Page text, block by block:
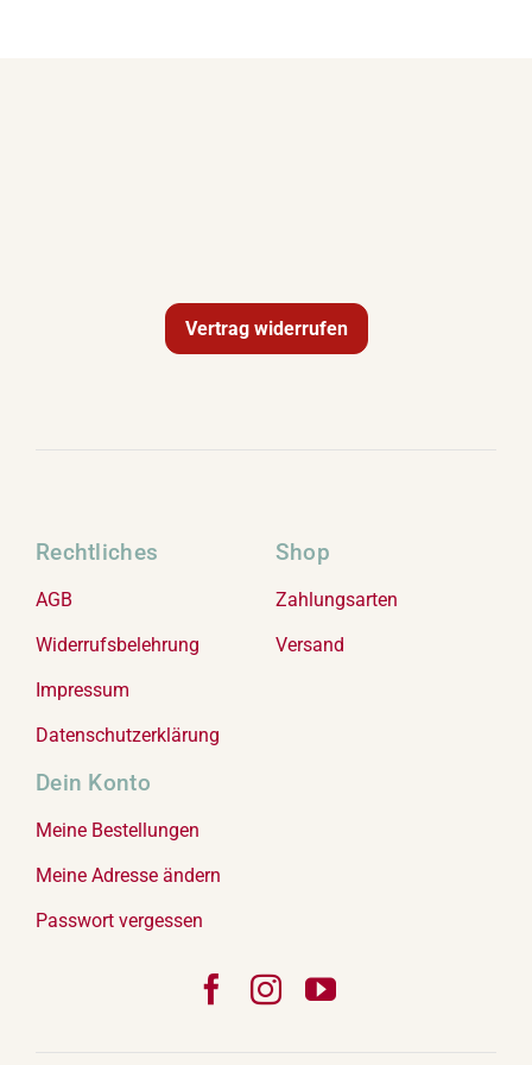
Vertrag widerrufen
Rechtliches
AGB
Widerrufsbelehrung
Impressum
Datenschutzerklärung
Shop
Zahlungsarten
Versand
Dein Konto
Meine Bestellungen
Meine Adresse ändern
Passwort vergessen